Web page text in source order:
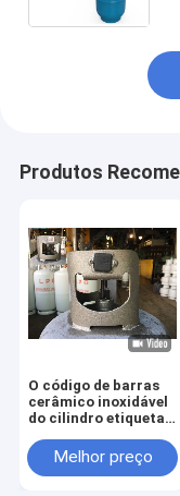
Produtos
O código de barras
cerâmico inoxidável
do cilindro etiqueta
com a tampa de
borracha
Melhor preço